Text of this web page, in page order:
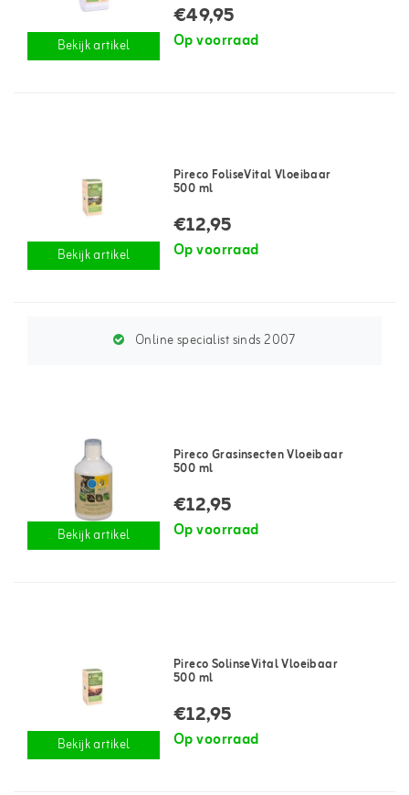
Bekijk artikel
€49,95
Op voorraad
Bekijk artikel
Pireco FoliseVital Vloeibaar
500 ml
€12,95
Op voorraad
Online specialist sinds 2007
Bekijk artikel
Pireco Grasinsecten Vloeibaar
500 ml
€12,95
Op voorraad
Bekijk artikel
Pireco SolinseVital Vloeibaar
500 ml
€12,95
Op voorraad